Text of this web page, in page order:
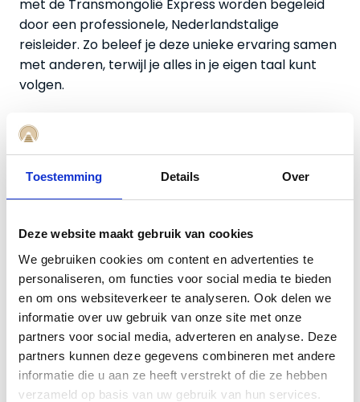
Toestemming Details Over
Deze website maakt gebruik van cookies
We gebruiken cookies om content en advertenties te
personaliseren, om functies voor social media te bieden
en om ons websiteverkeer te analyseren. Ook delen we
informatie over uw gebruik van onze site met onze
partners voor social media, adverteren en analyse. Deze
partners kunnen deze gegevens combineren met andere
informatie die u aan ze heeft verstrekt of die ze hebben
verzameld op basis van uw gebruik van hun services.
met de Transmongolië Express worden begeleid
door een professionele, Nederlandstalige
reisleider. Zo beleef je deze unieke ervaring samen
met anderen, terwijl je alles in je eigen taal kunt
volgen.
Festivalreizen Mongolië
Maak kennis met de fascinerende cultuur en
levensstijl van de Mongoolse bevolking. Een
de traditionele festivals, waar je kunt genieten van
bekend om zijn gastvrije mensen en rijke culturele
erfgoed. De kleurrijke festivals vinden het hele jaar
door plaats, en we raden je absoluut aan om er
minstens één mee te maken tijdens je reis. Het is
een unieke kans om de echte Mongoolse sfeer te
proeven en jezelf onder te dompelen in
eeuwenoude tradities.